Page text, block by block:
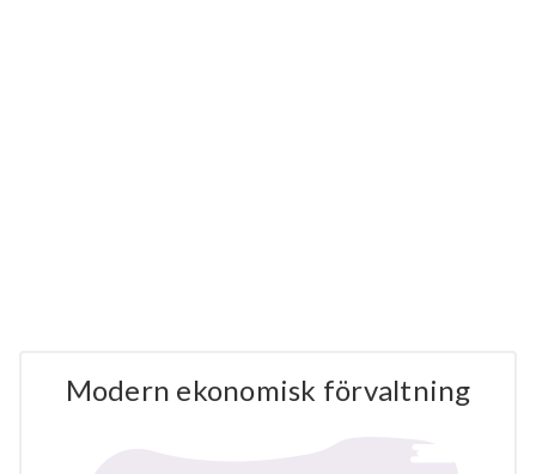
Modern ekonomisk förvaltning